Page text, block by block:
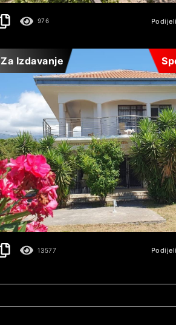
976
Za Izdavanje
KRIMOVICA
1.500€
180 m2
13577